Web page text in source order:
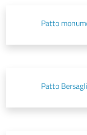
Patto
Patto